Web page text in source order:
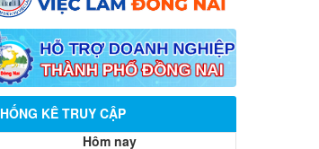
KÊ TRUY CẬP
Hôm nay